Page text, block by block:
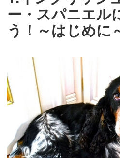
ー・スパニエル
う！～はじめに